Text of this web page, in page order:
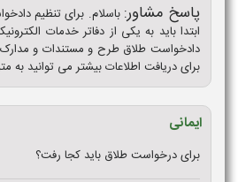
پاسخ مشاور: باسلام. برای تنظیم
ابتدا باید به یکی از دفاتر خدمات
دادخواست طلاق طرح و مستندات و مدارک
برای دریافت اطلاعات بیشتر می توانید به
ایمانی
برای درخواست طلاق باید کجا رفت؟